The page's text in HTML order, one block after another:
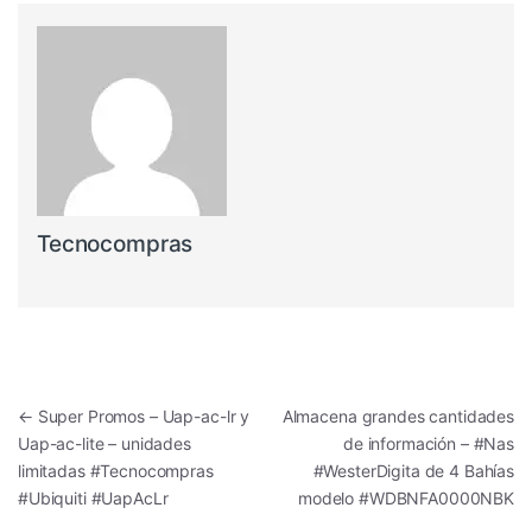
Tecnocompras
Navegación de entradas
← Super Promos – Uap-ac-lr y
Uap-ac-lite – unidades
limitadas #Tecnocompras
#Ubiquiti #UapAcLr
Almacena grandes cantidades
de información – #Nas
#WesterDigita de 4 Bahías
modelo #WDBNFA0000NBK